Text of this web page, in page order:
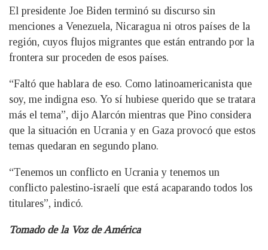
El presidente Joe Biden terminó su discurso sin
menciones a Venezuela, Nicaragua ni otros países de la
región, cuyos flujos migrantes que están entrando por la
frontera sur proceden de esos países.
“Faltó que hablara de eso. Como latinoamericanista que
soy, me indigna eso. Yo sí hubiese querido que se tratara
más el tema”, dijo Alarcón mientras que Pino considera
que la situación en Ucrania y en Gaza provocó que estos
temas quedaran en segundo plano.
“Tenemos un conflicto en Ucrania y tenemos un
conflicto palestino-israelí que está acaparando todos los
titulares”, indicó.
Tomado de la Voz de América